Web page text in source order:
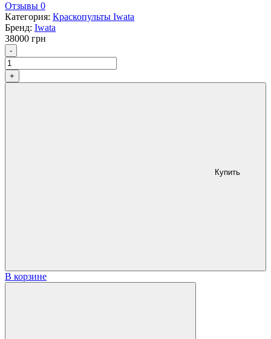
Отзывы 0
Категория: Краскопульты Iwata
Бренд: Iwata
38000 грн
- Количество
+
Купить
В корзине